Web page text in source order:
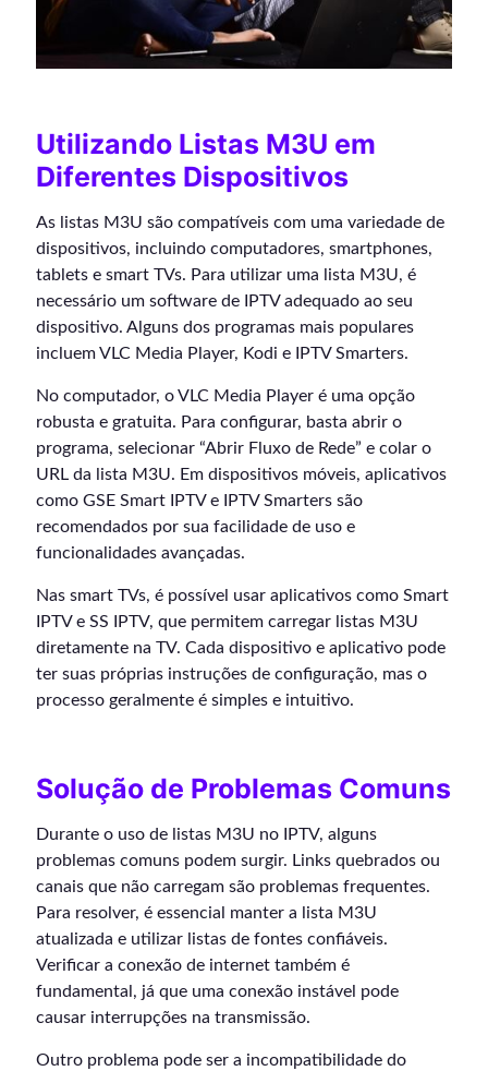
Utilizando Listas M3U em
Diferentes Dispositivos
As listas M3U são compatíveis com uma variedade de
dispositivos, incluindo computadores, smartphones,
tablets e smart TVs. Para utilizar uma lista M3U, é
necessário um software de IPTV adequado ao seu
dispositivo. Alguns dos programas mais populares
incluem VLC Media Player, Kodi e IPTV Smarters.
No computador, o VLC Media Player é uma opção
robusta e gratuita. Para configurar, basta abrir o
programa, selecionar “Abrir Fluxo de Rede” e colar o
URL da lista M3U. Em dispositivos móveis, aplicativos
como GSE Smart IPTV e IPTV Smarters são
recomendados por sua facilidade de uso e
funcionalidades avançadas.
Nas smart TVs, é possível usar aplicativos como Smart
IPTV e SS IPTV, que permitem carregar listas M3U
diretamente na TV. Cada dispositivo e aplicativo pode
ter suas próprias instruções de configuração, mas o
processo geralmente é simples e intuitivo.
Solução de Problemas Comuns
Durante o uso de listas M3U no IPTV, alguns
problemas comuns podem surgir. Links quebrados ou
canais que não carregam são problemas frequentes.
Para resolver, é essencial manter a lista M3U
atualizada e utilizar listas de fontes confiáveis.
Verificar a conexão de internet também é
fundamental, já que uma conexão instável pode
causar interrupções na transmissão.
Outro problema pode ser a incompatibilidade do